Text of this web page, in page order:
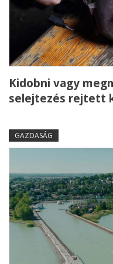
Kidobni vagy
selejtezés rejtett
GAZDASÁG